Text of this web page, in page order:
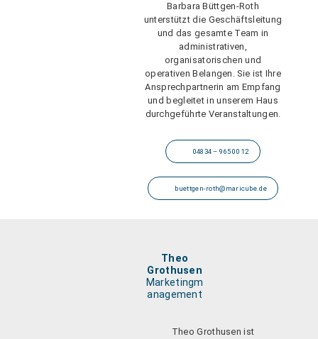
Barbara Büttgen-Roth
unterstützt die Geschäftsleitung
und das gesamte Team in
administrativen,
organisatorischen und
operativen Belangen. Sie ist Ihre
Ansprechpartnerin am Empfang
und begleitet in unserem Haus
durchgeführte Veranstaltungen.
04834 – 965 00 12
buettgen-roth@maricube.de
Theo
Grothusen
Marketingm
anagement
Theo Grothusen ist